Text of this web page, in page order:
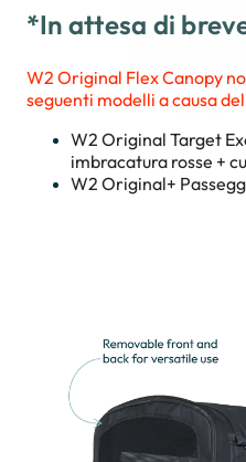
*In attesa di
W2 Original Flex Canopy
seguenti modelli a causa
W2 Original Target
imbracatura rosse +
W2 Original+